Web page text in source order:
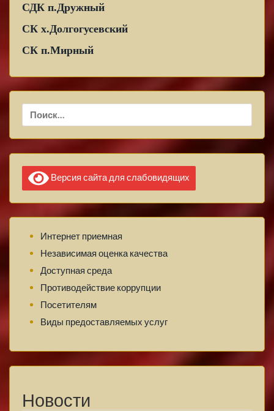
СДК п.Дружный
СК х.Долгогусевский
СК п.Мирный
Найти:
Версия сайта для слабовидящих
Интернет приемная
Независимая оценка качества
Доступная среда
Противодействие коррупции
Посетителям
Виды предоставляемых услуг
Новости